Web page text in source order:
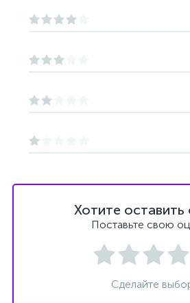
Хотите оставить
Поставьте свою
Сделайте